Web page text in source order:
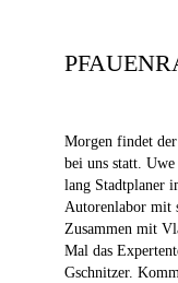
Morgen findet der
bei uns statt.
lang Stadtplaner
Autorenlabor mit
Zusammen mit
Mal das
Gschnitzer.